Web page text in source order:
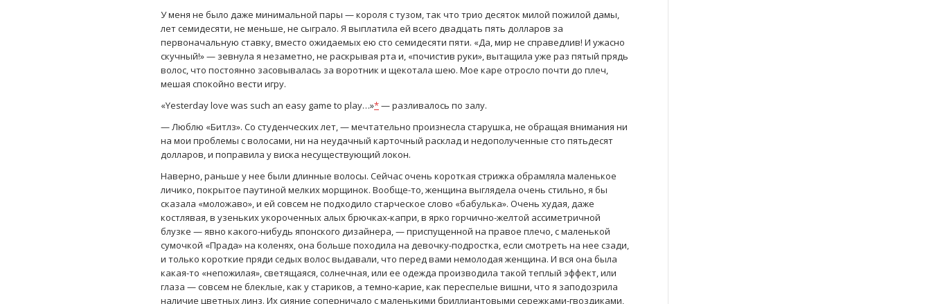
У меня не было даже минимальной пары — короля с тузом, так что трио десяток милой пожилой дамы,
лет семидесяти, не меньше, не сыграло. Я выплатила ей всего двадцать пять долларов за
первоначальную ставку, вместо ожидаемых ею сто семидесяти пяти. «Да, мир не справедлив! И ужасно
скучный!» — зевнула я незаметно, не раскрывая рта и, «почистив руки», вытащила уже раз пятый прядь
волос, что постоянно засовывалась за воротник и щекотала шею. Мое каре отросло почти до плеч,
мешая спокойно вести игру.
«Yesterday love was such an easy game to play…»*— разливалось по залу.
— Люблю «Битлз». Со студенческих лет, — мечтательно произнесла старушка, не обращая внимания ни
на мои проблемы с волосами, ни на неудачный карточный расклад и недополученные сто пятьдесят
долларов, и поправила у виска несуществующий локон.
Наверно, раньше у нее были длинные волосы. Сейчас очень короткая стрижка обрамляла маленькое
личико, покрытое паутиной мелких морщинок. Вообще-то, женщина выглядела очень стильно, я бы
сказала «моложаво», и ей совсем не подходило старческое слово «бабулька». Очень худая, даже
костлявая, в узеньких укороченных алых брючках-капри, в ярко горчично-желтой ассиметричной
блузке — явно какого-нибудь японского дизайнера, — приспущенной на правое плечо, с маленькой
сумочкой «Прада» на коленях, она больше походила на девочку-подростка, если смотреть на нее сзади,
и только короткие пряди седых волос выдавали, что перед вами немолодая женщина. И вся она была
какая-то «непожилая», светящаяся, солнечная, или ее одежда производила такой теплый эффект, или
глаза — совсем не блеклые, как у стариков, а темно-карие, как переспелые вишни, что я заподозрила
наличие цветных линз. Их сияние соперничало с маленькими бриллиантовыми сережками-гвоздиками,